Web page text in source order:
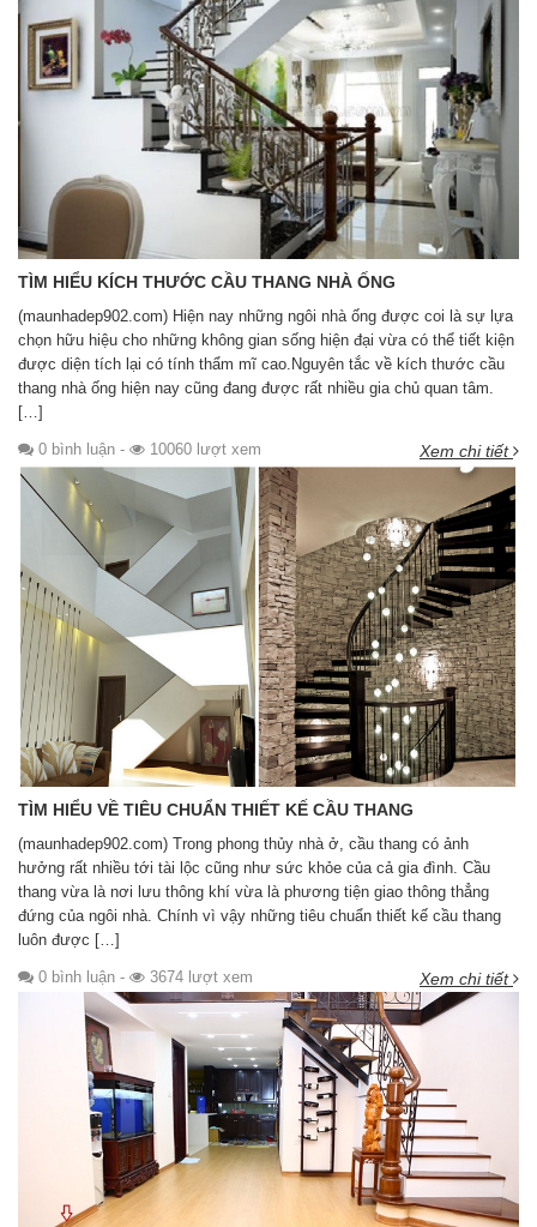
TÌM HIỂU KÍCH THƯỚC CẦU THANG NHÀ ỐNG
(maunhadep902.com) Hiện nay những ngôi nhà ống được coi là sự lựa
chọn hữu hiệu cho những không gian sống hiện đại vừa có thể tiết kiện
được diện tích lại có tính thẩm mĩ cao.Nguyên tắc về kích thước cầu
thang nhà ống hiện nay cũng đang được rất nhiều gia chủ quan tâm.
[…]
0 bình luận - 10060 lượt xem Xem chi tiết
TÌM HIỂU VỀ TIÊU CHUẨN THIẾT KẾ CẦU THANG
(maunhadep902.com) Trong phong thủy nhà ở, cầu thang có ảnh
hưởng rất nhiều tới tài lộc cũng như sức khỏe của cả gia đình. Cầu
thang vừa là nơi lưu thông khí vừa là phương tiện giao thông thẳng
đứng của ngôi nhà. Chính vì vậy những tiêu chuẩn thiết kế cầu thang
luôn được […]
0 bình luận - 3674 lượt xem Xem chi tiết